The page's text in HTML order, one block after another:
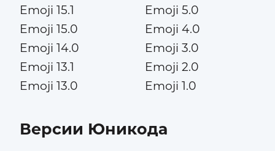
Emoji 15.1
Emoji 15.0
Emoji 14.0
Emoji 13.1
Emoji 13.0
Emoji 5.0
Emoji 4.0
Emoji 3.0
Emoji 2.0
Emoji 1.0
Версии Юникода